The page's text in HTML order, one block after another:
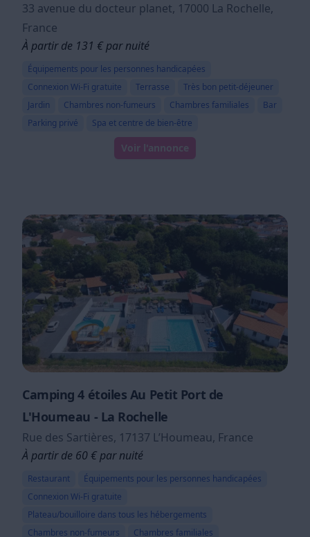
33 avenue du docteur planet, 17000 La Rochelle,
France
À partir de 131 € par nuité
Équipements pour les personnes handicapées
Connexion Wi-Fi gratuite
Terrasse
Très bon petit-déjeuner
Jardin
Chambres non-fumeurs Chambres familiales
Bar
Parking privé
Spa et centre de bien-être
Voir l'annonce
Camping 4 étoiles Au Petit Port de
L'Houmeau - La Rochelle
Rue des Sartières, 17137 LʼHoumeau, France
À partir de 60 € par nuité
Restaurant
Équipements pour les personnes handicapées
Connexion Wi-Fi gratuite
Plateau/bouilloire dans tous les hébergements
Chambres non-fumeurs
Chambres familiales